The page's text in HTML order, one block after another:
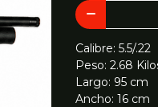
Calibre: 5.5/.22
Peso: 2.68
Largo: 95 cm
Ancho: 16 cm